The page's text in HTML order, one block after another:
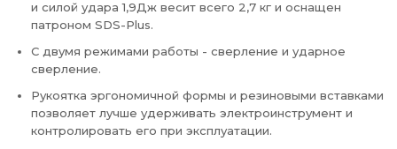
и силой удара 1,9Дж весит всего 2,7 кг и оснащен
патроном SDS-Plus.
С двумя режимами работы - сверление и ударное
сверление.
Рукоятка эргономичной формы и резиновыми вставками
позволяет лучше удерживать электроинструмент и
контролировать его при эксплуатации.